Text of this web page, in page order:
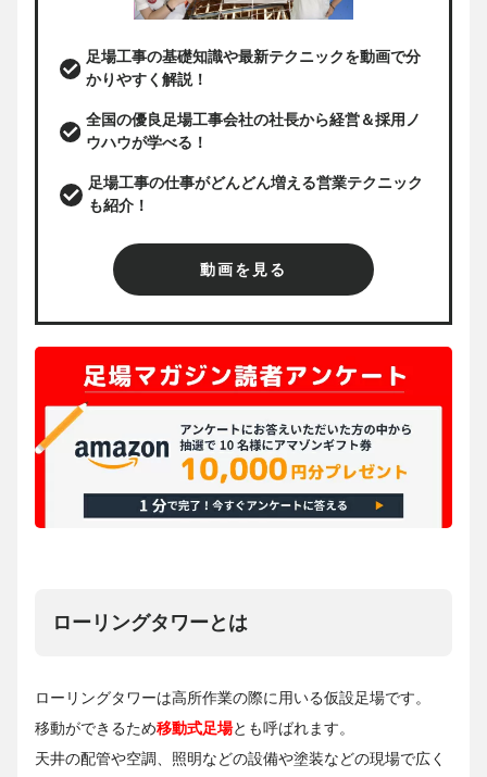
足場工事の基礎知識や最新テクニックを動画で分
かりやすく解説！
全国の優良足場工事会社の社長から経営＆採用ノ
ウハウが学べる！
足場工事の仕事がどんどん増える営業テクニック
も紹介！
動画を見る
ローリングタワーとは
ローリングタワーは高所作業の際に用いる仮設足場です。
移動ができるため移動式足場とも呼ばれます。
天井の配管や空調、照明などの設備や塗装などの現場で広く